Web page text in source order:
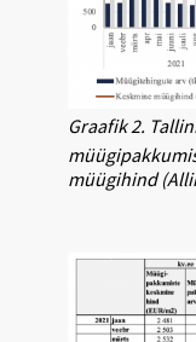
Graafik 2.
müügihind